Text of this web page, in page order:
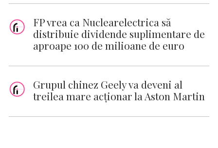
FP vrea ca Nuclearelectrica să
distribuie dividende suplimentare de
aproape 100 de milioane de euro
Grupul chinez Geely va deveni al
treilea mare acţionar la Aston Martin